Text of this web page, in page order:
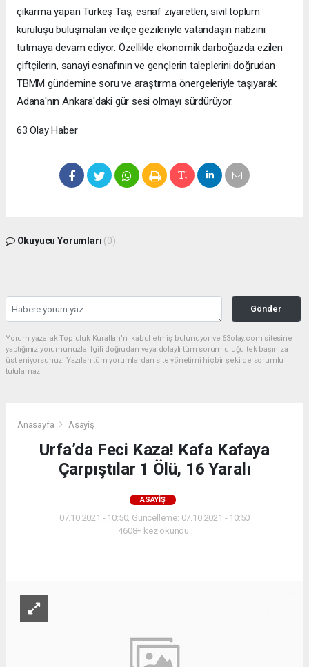
çıkarma yapan Türkeş Taş; esnaf ziyaretleri, sivil toplum
kuruluşu buluşmaları ve ilçe gezileriyle vatandaşın nabzını
tutmaya devam ediyor. Özellikle ekonomik darboğazda ezilen
çiftçilerin, sanayi esnafının ve gençlerin taleplerini doğrudan
TBMM gündemine soru ve araştırma önergeleriyle taşıyarak
Adana'nın Ankara'daki gür sesi olmayı sürdürüyor.
63 Olay Haber
Okuyucu Yorumları (0)
Gönder
Yorum yazarak Topluluk Kuralları’nı kabul etmiş bulunuyor ve 63olay.com sitesine
yaptığınız yorumunuzla ilgili doğrudan veya dolaylı tüm sorumluluğu tek başınıza
üstleniyorsunuz. Yazılan tüm yorumlardan site yönetimi hiçbir şekilde sorumlu
tutulamaz.
Anasayfa Asayiş
Urfa’da Feci Kaza! Kafa Kafaya
Çarpıştılar 1 Ölü, 16 Yaralı
ASAYIŞ
07.10.2021 - 10:50, Güncelleme: 07.10.2021 - 10:50
4608+ kez okundu.